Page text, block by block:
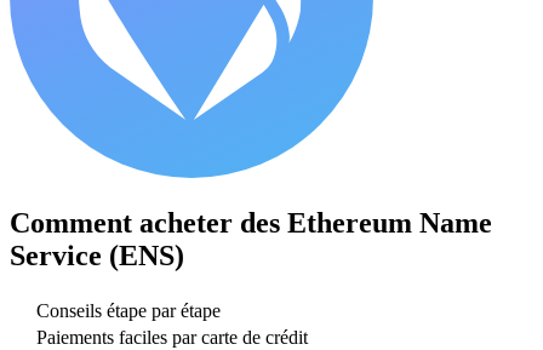
Comment acheter des Ethereum Name
Service (ENS)
Conseils étape par étape
Paiements faciles par carte de crédit